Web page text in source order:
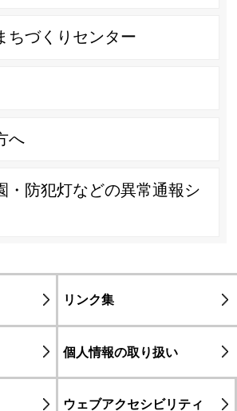
ちづくりセンター
へ
・防犯灯などの異常通報シ
リンク集
個人情報の取り扱い
ウェブアクセシビリティ